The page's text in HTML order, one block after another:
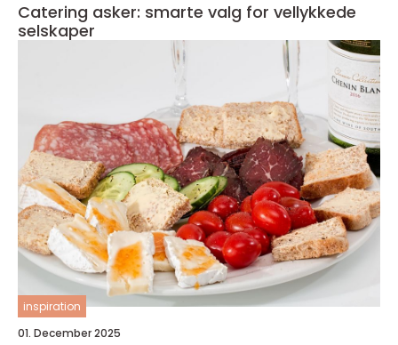
Catering asker: smarte valg for vellykkede
selskaper
inspiration
01. December 2025